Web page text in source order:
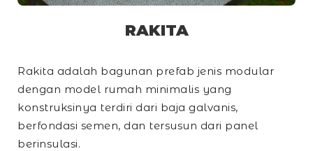
RAKITA
Rakita adalah bagunan prefab jenis modular
dengan model rumah minimalis yang
konstruksinya terdiri dari baja galvanis,
berfondasi semen, dan tersusun dari panel
berinsulasi.